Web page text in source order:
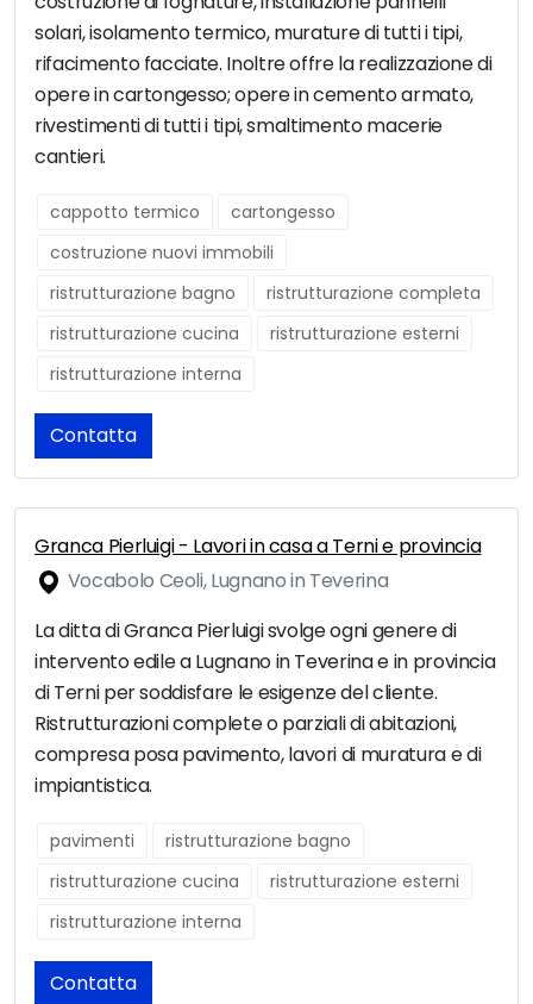
solari, isolamento termico, murature di tutti i tipi,
rifacimento facciate. Inoltre offre la realizzazione di
opere in cartongesso; opere in cemento armato,
rivestimenti di tutti i tipi, smaltimento macerie
cantieri.
cappotto termico
cartongesso
costruzione nuovi immobili
ristrutturazione bagno
ristrutturazione completa
ristrutturazione cucina
ristrutturazione esterni
ristrutturazione interna
Contatta
Granca Pierluigi - Lavori in casa a Terni e provincia
Vocabolo Ceoli, Lugnano in Teverina
La ditta di Granca Pierluigi svolge ogni genere di
intervento edile a Lugnano in Teverina e in provincia
di Terni per soddisfare le esigenze del cliente.
Ristrutturazioni complete o parziali di abitazioni,
compresa posa pavimento, lavori di muratura e di
impiantistica.
pavimenti
ristrutturazione bagno
ristrutturazione cucina
ristrutturazione esterni
ristrutturazione interna
Contatta